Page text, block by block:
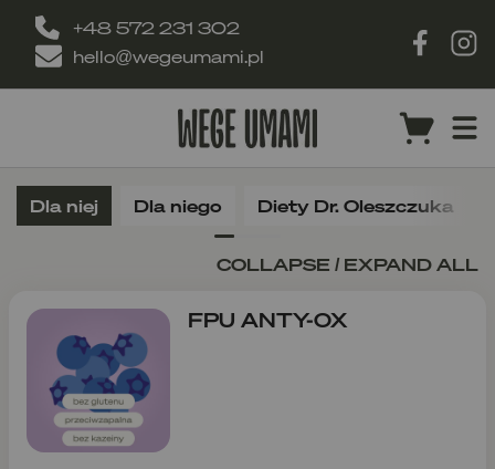
+48 572 231 302
hello@wegeumami.pl
Dla niej Dla niego Diety Dr. Oleszczuka
COLLAPSE / EXPAND ALL
FPU ANTY-OX